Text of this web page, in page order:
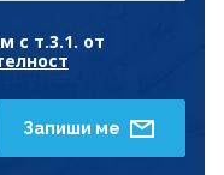
с т.3.1. от
Запиши ме